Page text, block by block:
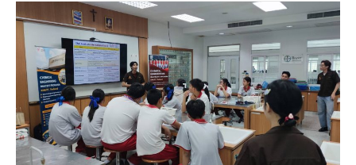
ChE
KMUTT
on
Tour
2026